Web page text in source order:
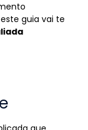
guia vai te